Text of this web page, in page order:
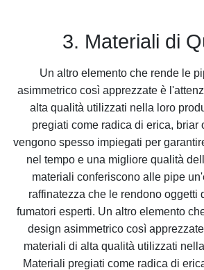
3. Materiali di
Un altro elemento che rende le
asimmetrico così apprezzate è
alta qualità utilizzati nella loro
pregiati come radica di erica, briar
vengono spesso impiegati per
nel tempo e una migliore qualità
materiali conferiscono alle pipe
raffinatezza che le rendono oggetti
fumatori esperti. Un altro elemento
design asimmetrico così
materiali di alta qualità utilizzati
Materiali pregiati come radica di